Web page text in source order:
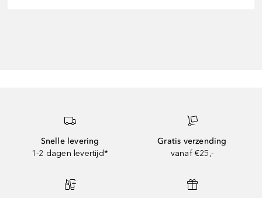
Snelle levering
1-2 dagen levertijd*
Gratis verzending
vanaf €25,-